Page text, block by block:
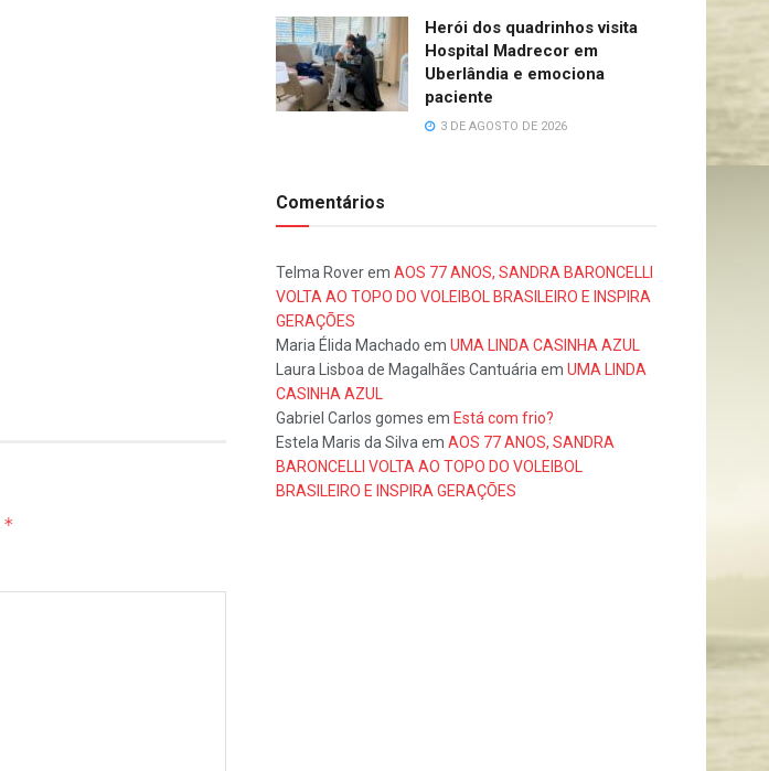
*
Herói dos quadrinhos visita
Hospital Madrecor em
Uberlândia e emociona
paciente
3 DE AGOSTO DE 2026
Comentários
Telma Roverem AOS 77 ANOS, SANDRA BARONCELLI
VOLTA AO TOPO DO VOLEIBOL BRASILEIRO E INSPIRA
GERAÇÕES
Maria Élida Machado em UMA LINDA CASINHA AZUL
Laura Lisboa de Magalhães Cantuáriaem UMA LINDA
CASINHA AZUL
Gabriel Carlos gomes em Está com frio?
Estela Maris da Silvaem AOS 77 ANOS, SANDRA
BARONCELLI VOLTA AO TOPO DO VOLEIBOL
BRASILEIRO E INSPIRA GERAÇÕES